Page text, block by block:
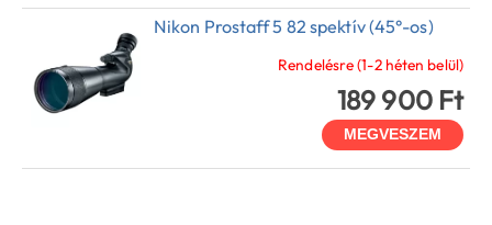
Nikon Prostaff 5 82 spektív (45°-os)
Rendelésre (1-2 héten belül)
189 900 Ft
MEGVESZEM